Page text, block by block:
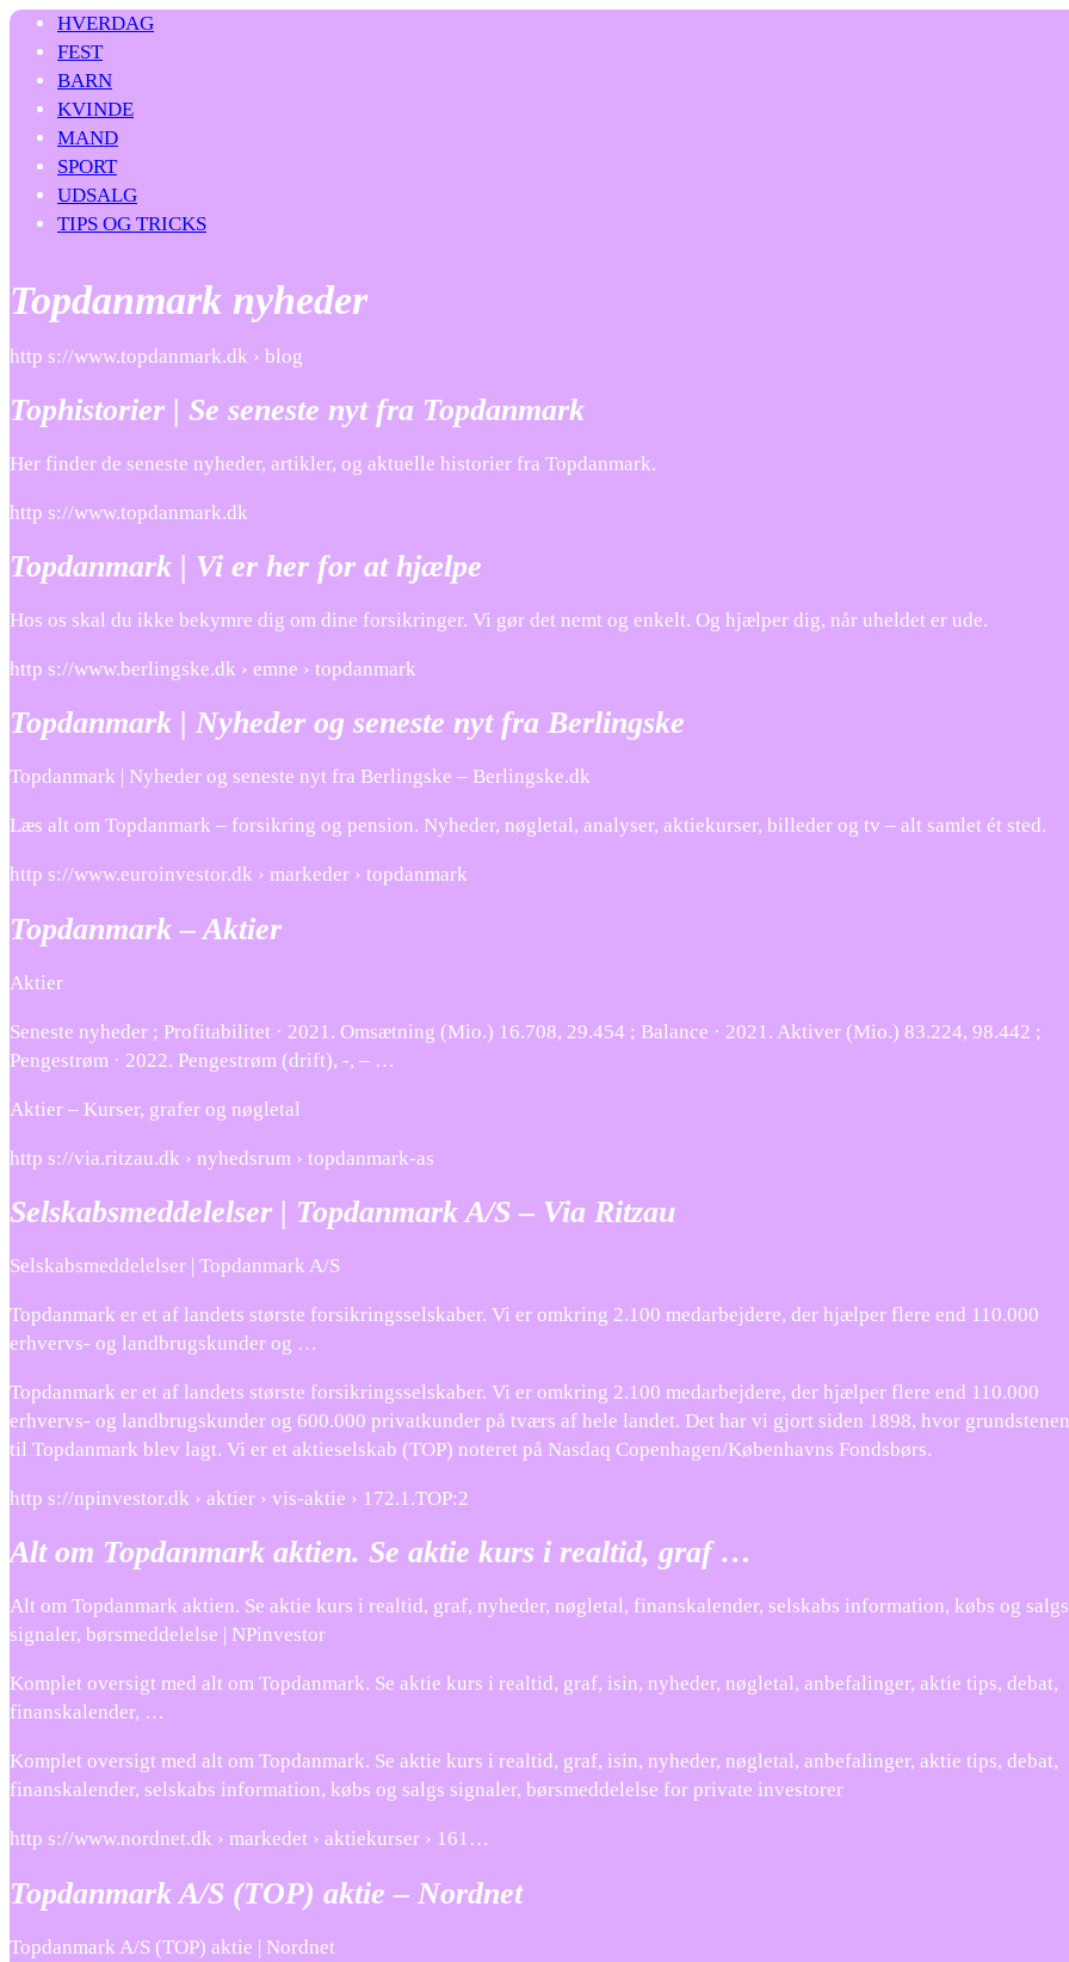
HVERDAG
FEST
BARN
KVINDE
MAND
SPORT
UDSALG
TIPS OG TRICKS
Topdanmark nyheder
http s://www.topdanmark.dk › blog
Tophistorier | Se seneste nyt fra Topdanmark
Her finder de seneste nyheder, artikler, og aktuelle historier fra Topdanmark.
http s://www.topdanmark.dk
Topdanmark | Vi er her for at hjælpe
Hos os skal du ikke bekymre dig om dine forsikringer. Vi gør det nemt og enkelt. Og hjælper dig, når uheldet er ude.
http s://www.berlingske.dk › emne › topdanmark
Topdanmark | Nyheder og seneste nyt fra Berlingske
Topdanmark | Nyheder og seneste nyt fra Berlingske – Berlingske.dk
Læs alt om Topdanmark – forsikring og pension. Nyheder, nøgletal, analyser, aktiekurser, billeder og tv – alt samlet ét sted.
http s://www.euroinvestor.dk › markeder › topdanmark
Topdanmark – Aktier
Aktier
Seneste nyheder ; Profitabilitet · 2021. Omsætning (Mio.) 16.708, 29.454 ; Balance · 2021. Aktiver (Mio.) 83.224, 98.442 ;
Pengestrøm · 2022. Pengestrøm (drift), -, – …
Aktier – Kurser, grafer og nøgletal
http s://via.ritzau.dk › nyhedsrum › topdanmark-as
Selskabsmeddelelser | Topdanmark A/S – Via Ritzau
Selskabsmeddelelser | Topdanmark A/S
Topdanmark er et af landets største forsikringsselskaber. Vi er omkring 2.100 medarbejdere, der hjælper flere end 110.000
erhvervs- og landbrugskunder og …
Topdanmark er et af landets største forsikringsselskaber. Vi er omkring 2.100 medarbejdere, der hjælper flere end 110.000
erhvervs- og landbrugskunder og 600.000 privatkunder på tværs af hele landet. Det har vi gjort siden 1898, hvor grundstenen
til Topdanmark blev lagt. Vi er et aktieselskab (TOP) noteret på Nasdaq Copenhagen/Københavns Fondsbørs.
http s://npinvestor.dk › aktier › vis-aktie › 172.1.TOP:2
Alt om Topdanmark aktien. Se aktie kurs i realtid, graf …
Alt om Topdanmark aktien. Se aktie kurs i realtid, graf, nyheder, nøgletal, finanskalender, selskabs information, købs og salgs
signaler, børsmeddelelse | NPinvestor
Komplet oversigt med alt om Topdanmark. Se aktie kurs i realtid, graf, isin, nyheder, nøgletal, anbefalinger, aktie tips, debat,
finanskalender, …
Komplet oversigt med alt om Topdanmark. Se aktie kurs i realtid, graf, isin, nyheder, nøgletal, anbefalinger, aktie tips, debat,
finanskalender, selskabs information, købs og salgs signaler, børsmeddelelse for private investorer
http s://www.nordnet.dk › markedet › aktiekurser › 161…
Topdanmark A/S (TOP) aktie – Nordnet
Topdanmark A/S (TOP) aktie | Nordnet